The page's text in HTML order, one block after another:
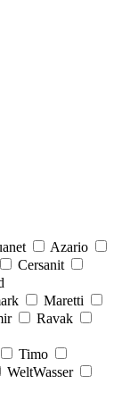
Azario
Cersanit
Maretti
Ravak
Timo
WeltWasser